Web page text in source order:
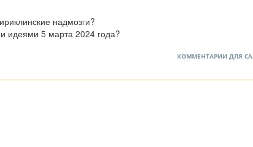
надмозги?
идеями 5 марта 2024 года?
КОММЕНТАРИИ ДЛЯ